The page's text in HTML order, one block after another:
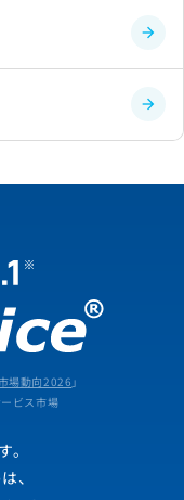
場動向2026 」
ビス市場
。
、